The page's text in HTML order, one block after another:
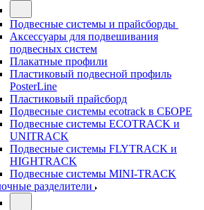
Подвесные системы и прайсборды
Аксессуары для подвешивания
подвесных систем
Плакатные профили
Пластиковый подвесной профиль
PosterLine
Пластиковый прайсборд
Подвесные системы ecotrack в СБОРЕ
Подвесные системы ECOTRACK и
UNITRACK
Подвесные системы FLYTRACK и
HIGHTRACK
Подвесные системы MINI-TRACK
разделители